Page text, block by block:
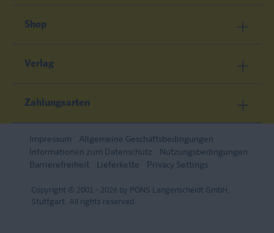
Shop
Verlag
Zahlungsarten
Impressum
Allgemeine Geschäftsbedingungen
Informationen zum Datenschutz
Nutzungsbedingungen
Barrierefreiheit
Lieferkette Privacy Settings
Copyright © 2001 - 2026 by PONS Langenscheidt GmbH,
Stuttgart. All rights reserved.